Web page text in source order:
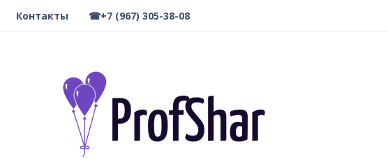
Контакты ☎+7 (967) 305-38-08